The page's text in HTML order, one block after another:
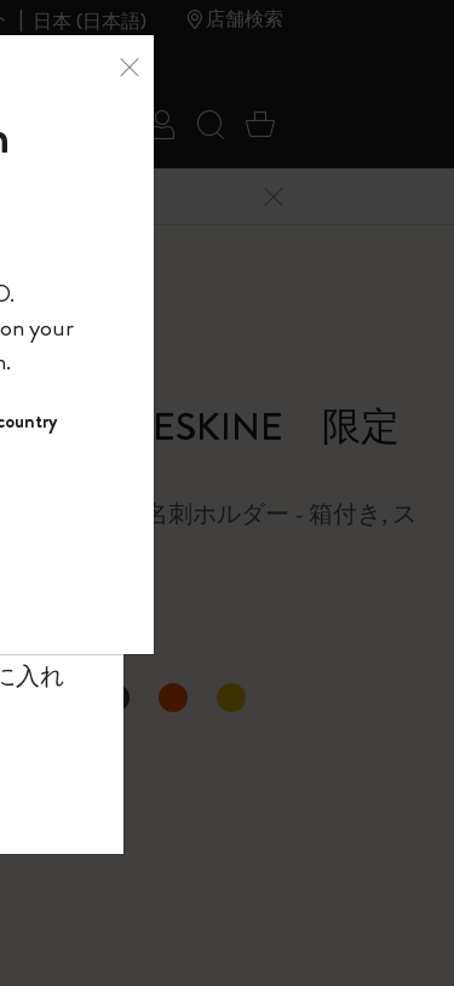
日本 (日本語) 店舗検索
ログイン
検索 (キーワード
カート 0 アイ
メニューを閉じる
| MOLESKINE 限定
型、無地、名刺ホルダー - 箱付き, ス
ド
、初
なり
は
入れ
your